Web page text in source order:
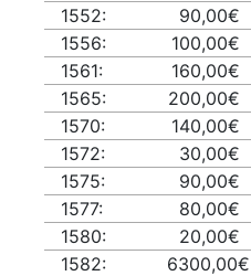
1552:
90,00€
1556:
100,00€
1561:
160,00€
1565:
200,00€
1570:
140,00€
1572:
30,00€
1575:
90,00€
1577:
80,00€
1580:
20,00€
1582:
6300,00€